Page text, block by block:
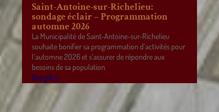
Saint-Antoine-sur-Richelieu:
sondage éclair – Programmation
automne 2026
La Municipalité de Saint-Antoine-sur-Richelieu
souhaite bonifier sa programmation d’activités pour
l’automne 2026 et s’assurer de répondre aux
besoins de sa population.
lire plus